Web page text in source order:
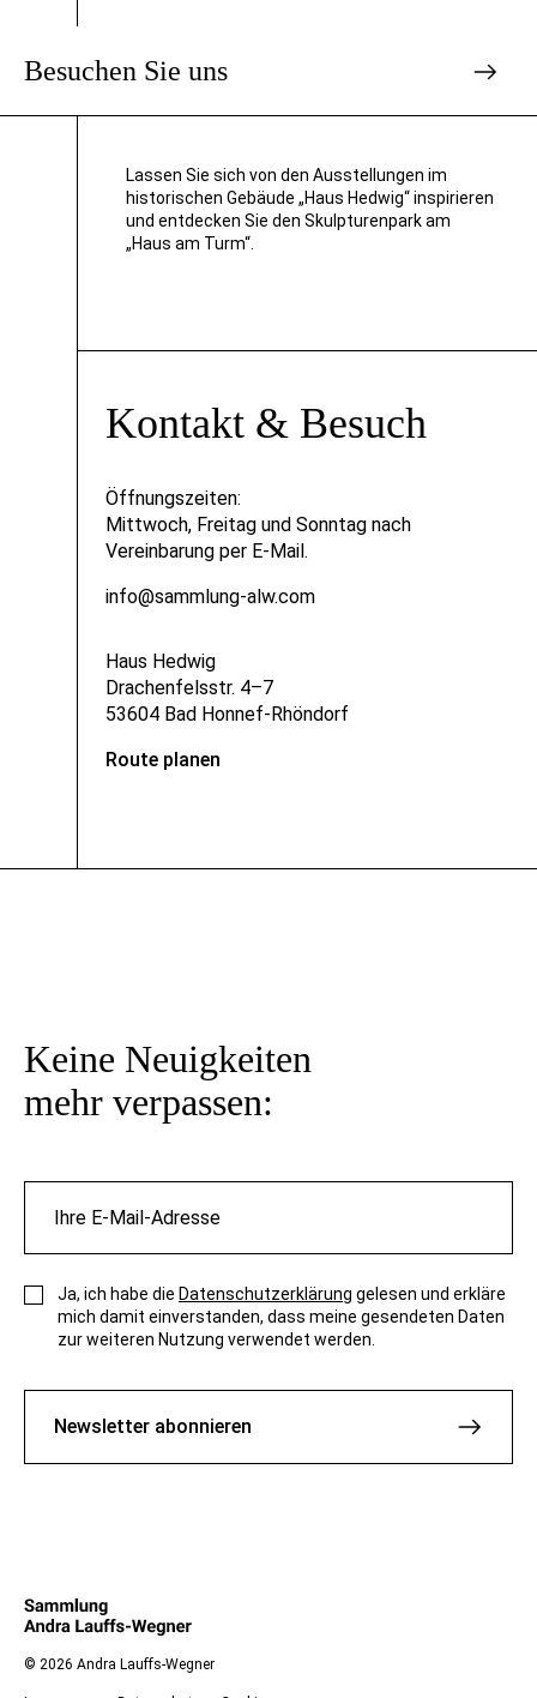
Besuchen Sie uns
Lassen Sie sich von den Ausstellungen im
historischen Gebäude „Haus Hedwig“ inspirieren
und entdecken Sie den Skulpturenpark am
„Haus am Turm“.
Haus Hedwig
Drachenfelsstr. 4–7
53604 Bad Honnef-Rhöndorf
Route planen
Kontakt & Besuch
Öffnungszeiten:
Mittwoch, Freitag und Sonntag nach
Vereinbarung per E-Mail.
info@sammlung-alw.com
Keine Neuigkeiten
mehr verpassen:
Ja, ich habe die Datenschutzerklärung gelesen und erkläre
mich damit einverstanden, dass meine gesendeten Daten
zur weiteren Nutzung verwendet werden.
Newsletter abonnieren
© 2026 Andra Lauffs-Wegner